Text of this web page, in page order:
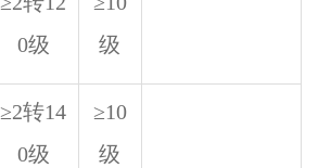
0级
级
≥2转14
0级
≥10
级